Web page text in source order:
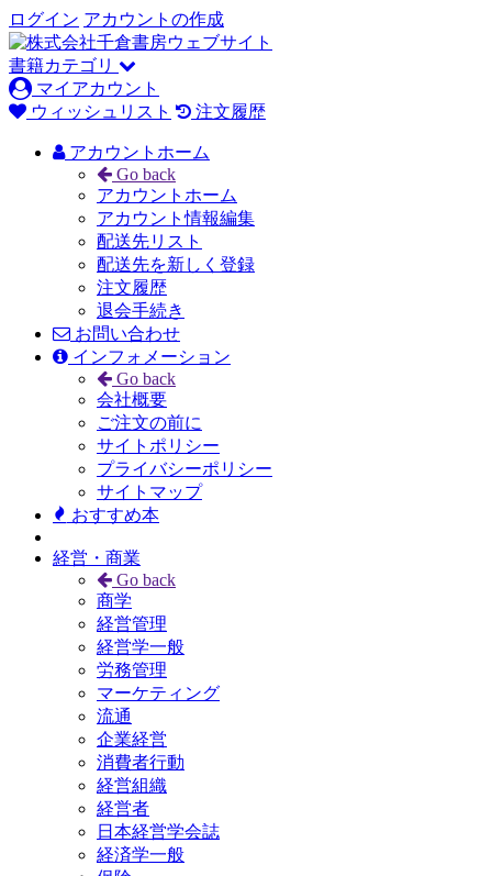
ログイン アカウントの作成
書籍カテゴリ
マイアカウント
ウィッシュリスト
注文履歴
アカウントホーム
Go back
アカウントホーム
アカウント情報編集
配送先リスト
配送先を新しく登録
注文履歴
退会手続き
お問い合わせ
インフォメーション
Go back
会社概要
ご注文の前に
サイトポリシー
プライバシーポリシー
サイトマップ
おすすめ本
経営・商業
Go back
商学
経営管理
経営学一般
労務管理
マーケティング
流通
企業経営
消費者行動
経営組織
経営者
日本経営学会誌
経済学一般